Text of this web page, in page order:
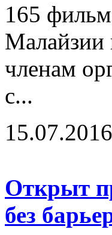
165
Малайзии
членам
с...
15.07.2016
Открыт
без